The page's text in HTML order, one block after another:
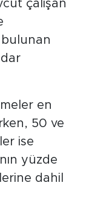
çalışan
bulunan
en
50 ve
ise
yüzde
dahil